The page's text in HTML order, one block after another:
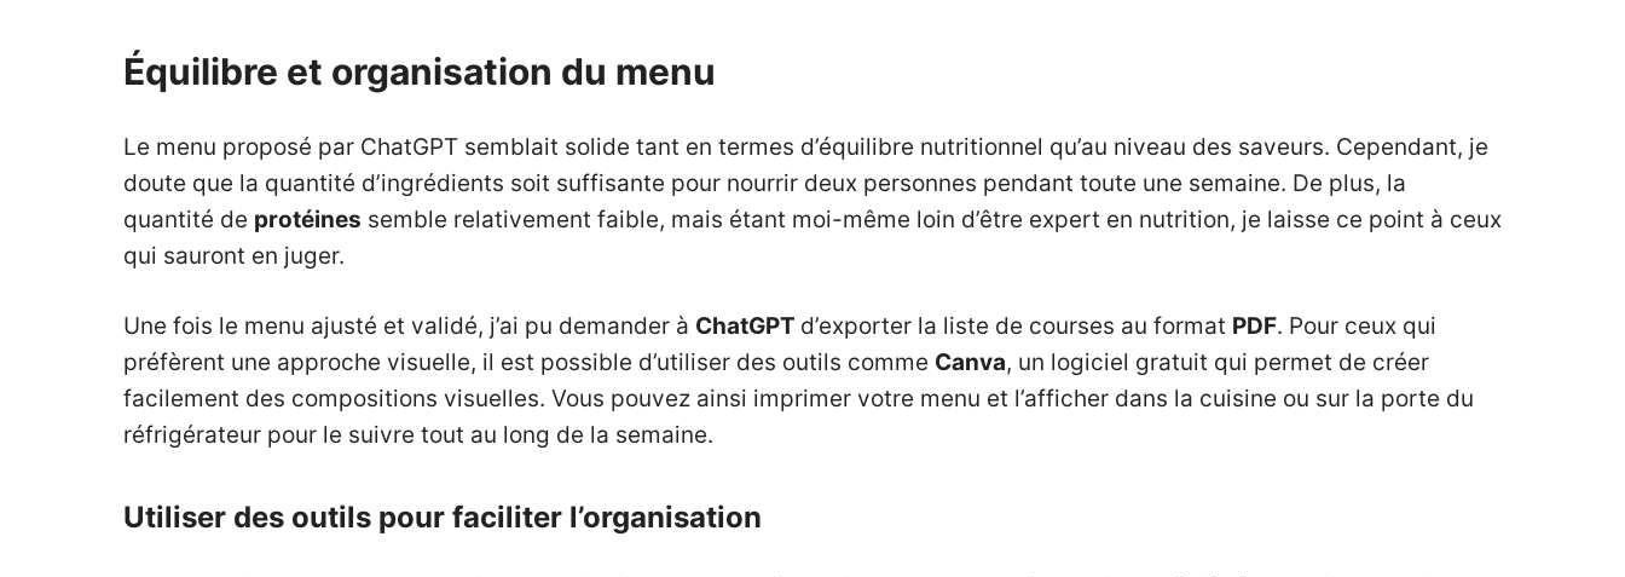
Équilibre et organisation du menu
Le menu proposé par ChatGPT semblait solide tant en termes d’équilibre nutritionnel qu’au niveau des saveurs. Cependant, je
doute que la quantité d’ingrédients soit suffisante pour nourrir deux personnes pendant toute une semaine. De plus, la
quantité de protéines semble relativement faible, mais étant moi-même loin d’être expert en nutrition, je laisse ce point à ceux
qui sauront en juger.
Une fois le menu ajusté et validé, j’ai pu demander à ChatGPT d’exporter la liste de courses au format PDF. Pour ceux qui
préfèrent une approche visuelle, il est possible d’utiliser des outils comme Canva, un logiciel gratuit qui permet de créer
facilement des compositions visuelles. Vous pouvez ainsi imprimer votre menu et l’afficher dans la cuisine ou sur la porte du
réfrigérateur pour le suivre tout au long de la semaine.
Utiliser des outils pour faciliter l’organisation